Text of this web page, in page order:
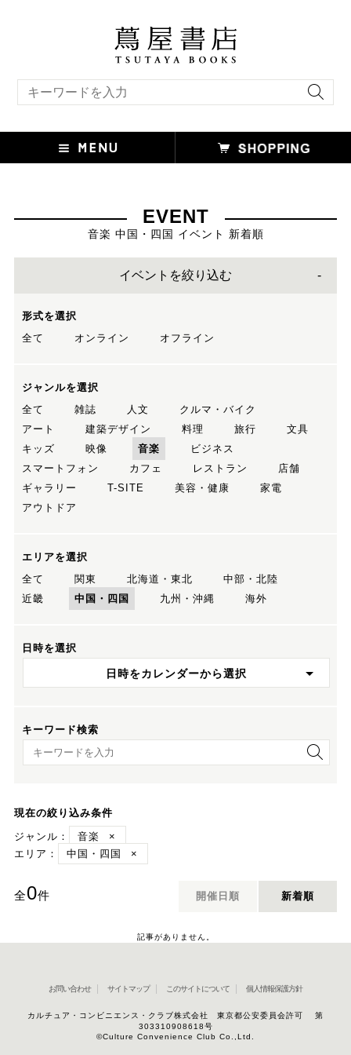
EVENT
音楽 中国・四国 イベント 新着順
イベントを絞り込む
形式を選択
全て
オンライン オフライン
ジャンルを選択
全て
雑誌 人文
クルマ・バイク
アート
建築デザイン 料理 旅行
文具
キッズ
映像 音楽
ビジネス
スマートフォン
カフェ レストラン
店舗
ギャラリー
T-SITE 美容・健康
家電
アウトドア
エリアを選択
全て
関東 北海道・東北
中部・北陸
近畿
中国・四国 九州・沖縄 海外
日時を選択
日時をカレンダーから選択
キーワード検索
キーワード検索
現在の絞り込み条件
ジャンル：
音楽
×
エリア：
中国・四国 ×
全0件 開催日順 新着順
記事がありません。
お問い合わせ サイトマップ このサイトについて 個人情報保護方針
カルチュア・コンビニエンス・クラブ株式会社 東京都公安委員会許可 第
303310908618号
©Culture Convenience Club Co.,Ltd.